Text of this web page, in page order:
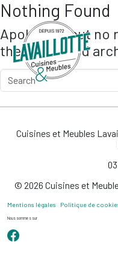
Skip to main content
Nothing Found
Apologies, but no
the requested
Cuisines et Meubles
© 2026 Cuisines et
Mentions légales Politique de
Nous sommes sur